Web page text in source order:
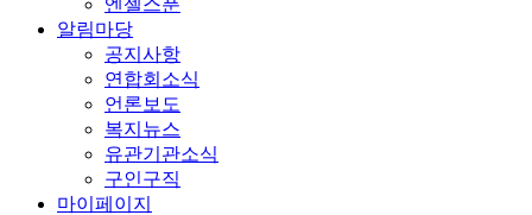
알림마당
공지사항
연합회소식
언론보도
복지뉴스
유관기관소식
구인구직
마이페이지